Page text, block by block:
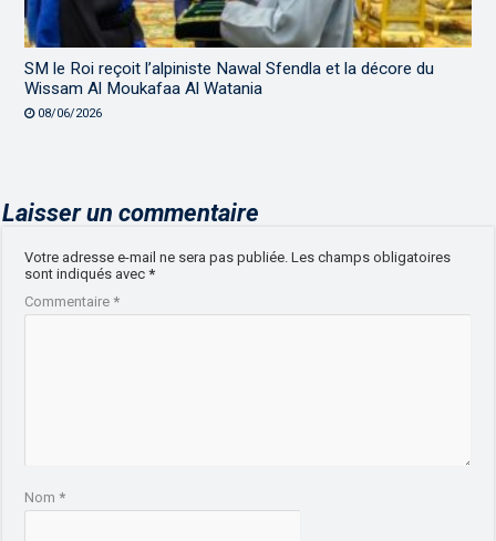
SM le Roi reçoit l’alpiniste Nawal Sfendla et la décore du
Wissam Al Moukafaa Al Watania
08/06/2026
Laisser un commentaire
Votre adresse e-mail ne sera pas publiée. Les champs obligatoires
sont indiqués avec*
Commentaire*
Nom*